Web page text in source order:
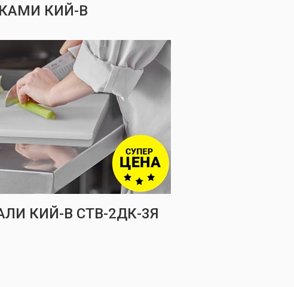
КИЙ-В
КИЙ-В СТВ-2ДК-3Я